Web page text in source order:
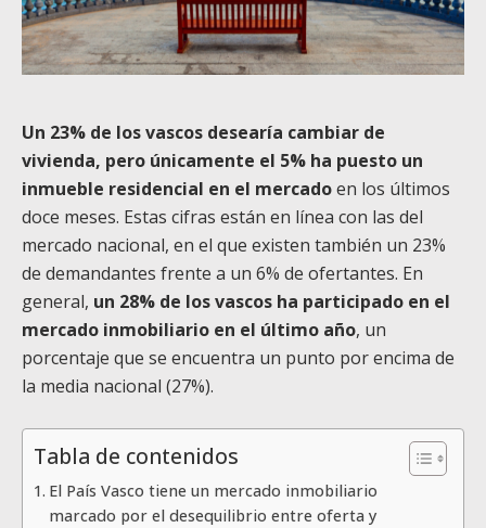
Un 23% de los vascos desearía cambiar de
vivienda, pero únicamente el 5% ha puesto un
inmueble residencial en el mercadoen los últimos
doce meses. Estas cifras están en línea con las del
mercado nacional, en el que existen también un 23%
de demandantes frente a un 6% de ofertantes. En
general, un 28% de los vascos ha participado en el
mercado inmobiliario en el último año, un
porcentaje que se encuentra un punto por encima de
la media nacional (27%).
Tabla de contenidos
El País Vasco tiene un mercado inmobiliario
marcado por el desequilibrio entre oferta y